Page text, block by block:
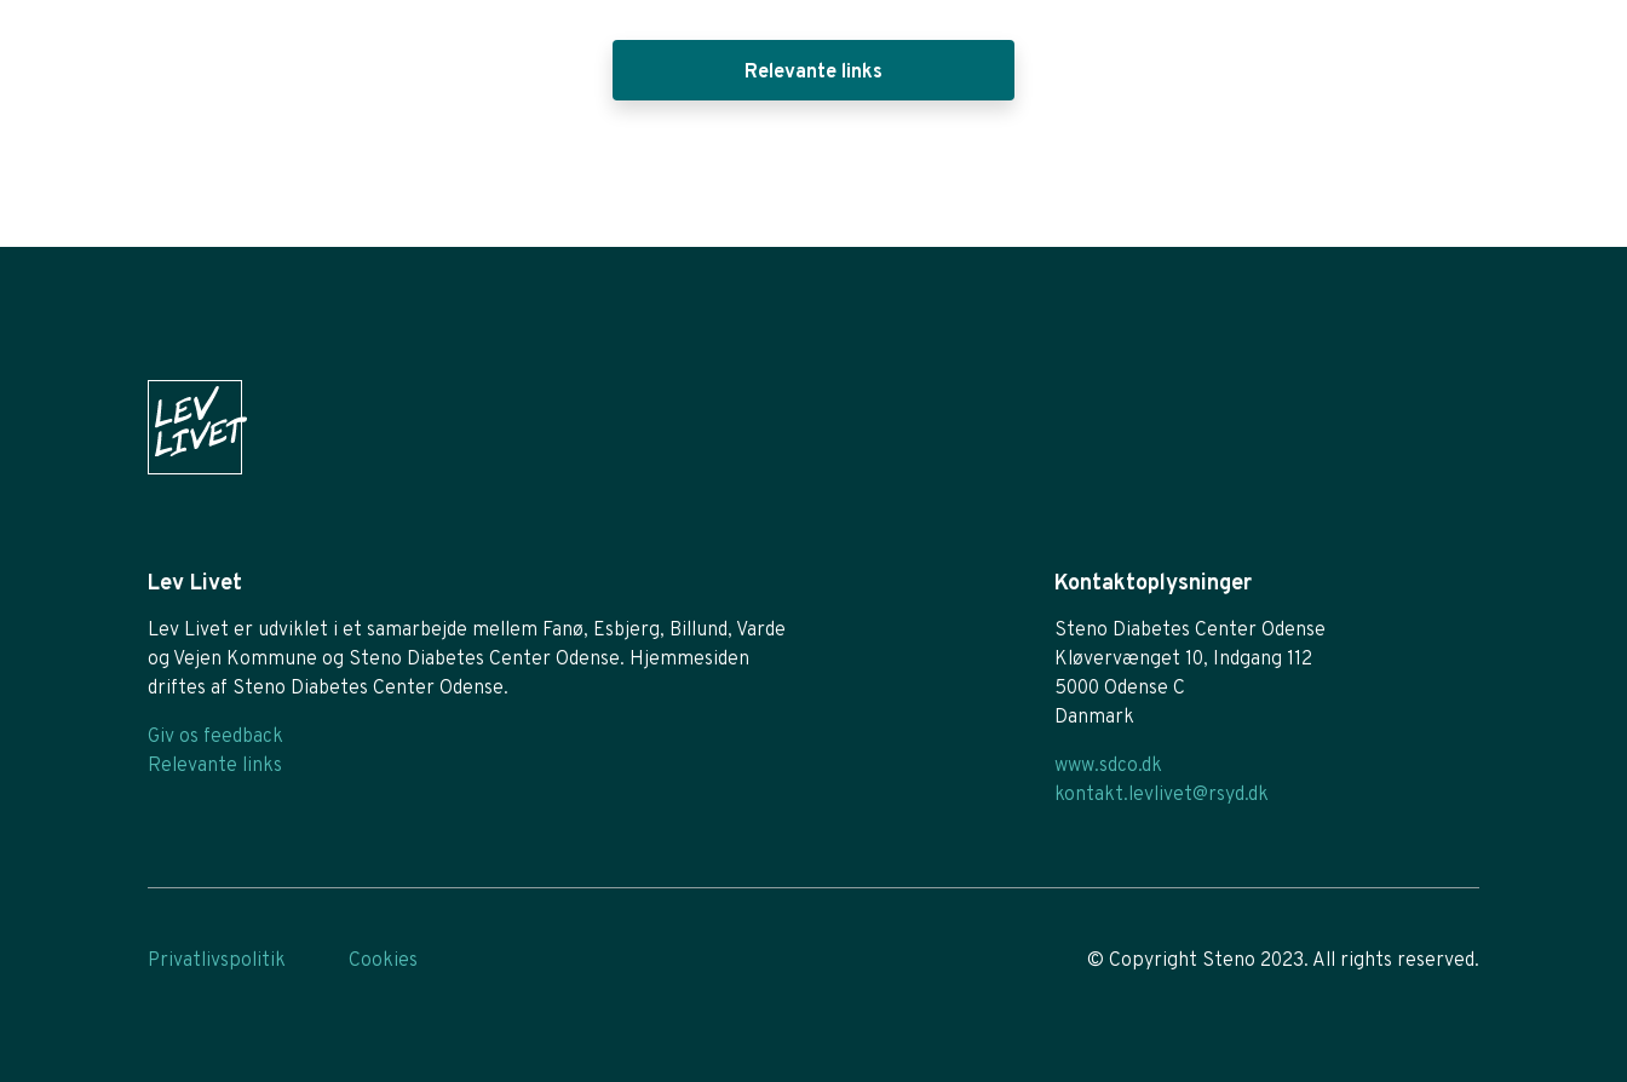
Relevante links
Lev Livet
Lev Livet er udviklet i et samarbejde mellem Fanø, Esbjerg, Billund, Varde
og Vejen Kommune og Steno Diabetes Center Odense. Hjemmesiden
driftes af Steno Diabetes Center Odense.
Giv os feedback
Relevante links
Kontaktoplysninger
Steno Diabetes Center Odense
Kløvervænget 10, Indgang 112
5000 Odense C
Danmark
www.sdco.dk
kontakt.levlivet@rsyd.dk
Privatlivspolitik Cookies © Copyright Steno 2023. All rights reserved.